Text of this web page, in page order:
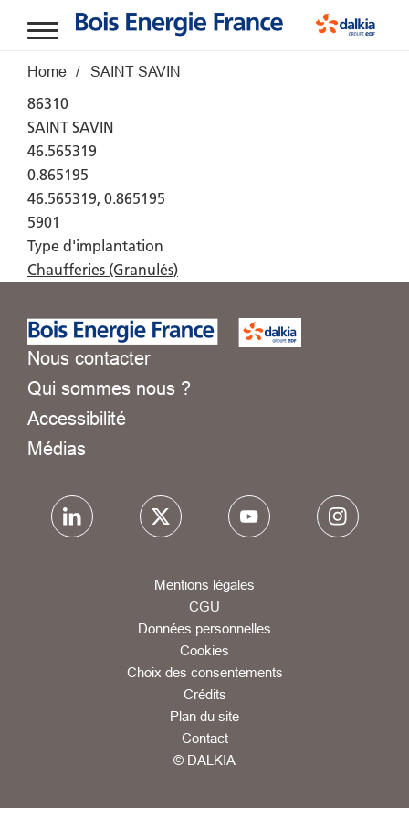
Aller au contenu principal
Fil d'Ariane
Home SAINT SAVIN
86310
SAINT SAVIN
46.565319
0.865195
46.565319, 0.865195
5901
Type d'implantation
Chaufferies (Granulés)
Nous contacter
Qui sommes nous ?
Accessibilité
Médias
Mentions légales
CGU
Données personnelles
Cookies
Choix des consentements
Crédits
Plan du site
Contact
© DALKIA